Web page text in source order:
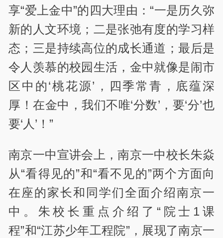
享“爱上金中”的四大理由：“一是历久弥
新的人文环境；二是张弛有度的学习样
态；三是持续高位的成长通道；最后是
令人羡慕的校园生活，金中就像是闹市
区中的‘桃花源’，四季常青，底蕴深
厚！在金中，我们不唯‘分数’，要‘分’也
要‘人’！”
南京一中宣讲会上，南京一中校长朱焱
从“看得见的”和“看不见的”两个方面向
在座的家长和同学们全面介绍南京一
中。朱校长重点介绍了“院士1课
程”和“江苏少年工程院”，展现了南京一